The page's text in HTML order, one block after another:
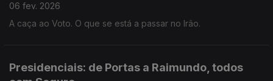
06 fev. 2026
A caça ao Voto. O que se está a passar no Irâo.
Presidenciais: de Portas a Raimundo, todos